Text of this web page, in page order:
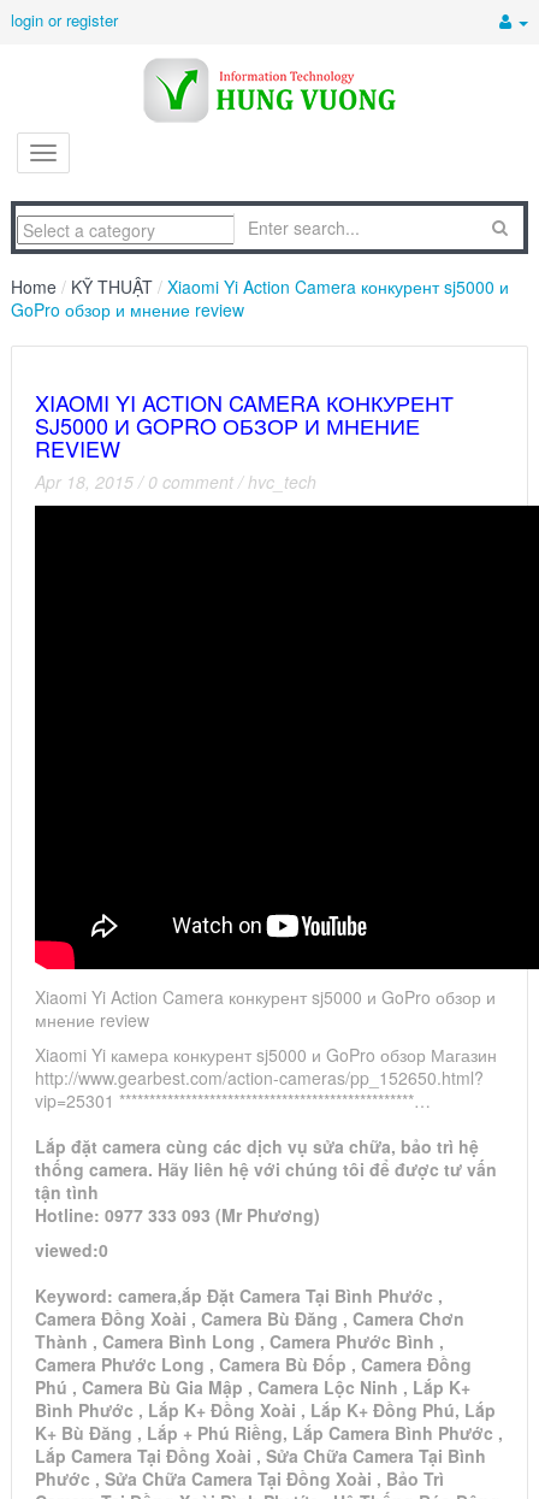
login or register
Home / KỸ THUẬT / Xiaomi Yi Action Camera конкурент sj5000 и
GoPro обзор и мнение review
XIAOMI YI ACTION CAMERA КОНКУРЕНТ
SJ5000 И GOPRO ОБЗОР И МНЕНИЕ
REVIEW
Apr 18, 2015 / 0 comment /hvc_tech
Xiaomi Yi Action Camera конкурент sj5000 и GoPro обзор и
мнение review
Xiaomi Yi камера конкурент sj5000 и GoPro обзор Магазин
http://www.gearbest.com/action-cameras/pp_152650.html?
vip=25301 *************************************************…
Lắp đặt camera cùng các dịch vụ sửa chữa, bảo trì hệ
thống camera. Hãy liên hệ với chúng tôi để được tư vấn
tận tình
Hotline: 0977 333 093 (Mr Phương)
viewed:0
Keyword: camera,ắp Đặt Camera Tại Bình Phước ,
Camera Đồng Xoài , Camera Bù Đăng , Camera Chơn
Thành , Camera Bình Long , Camera Phước Bình ,
Camera Phước Long , Camera Bù Đốp , Camera Đồng
Phú , Camera Bù Gia Mập , Camera Lộc Ninh , Lắp K+
Bình Phước , Lắp K+ Đồng Xoài , Lắp K+ Đồng Phú, Lắp
K+ Bù Đăng , Lắp + Phú Riềng, Lắp Camera Bình Phước ,
Lắp Camera Tại Đồng Xoài , Sửa Chữa Camera Tại Bình
Phước , Sửa Chữa Camera Tại Đồng Xoài , Bảo Trì